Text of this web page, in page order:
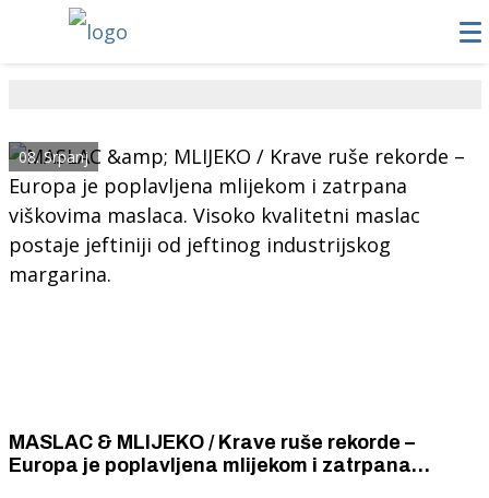
08. Srpanj
MASLAC & MLIJEKO / Krave ruše rekorde –
Europa je poplavljena mlijekom i zatrpana